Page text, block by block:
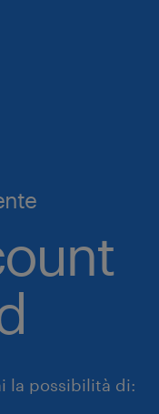
la possibilità di: